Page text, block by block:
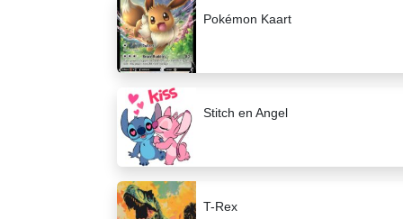
Pokémon Kaart
Stitch en Angel
T-Rex